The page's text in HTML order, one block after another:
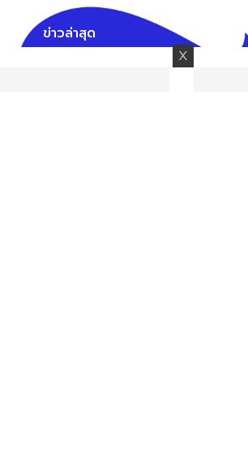
ข่าวล่าสุด